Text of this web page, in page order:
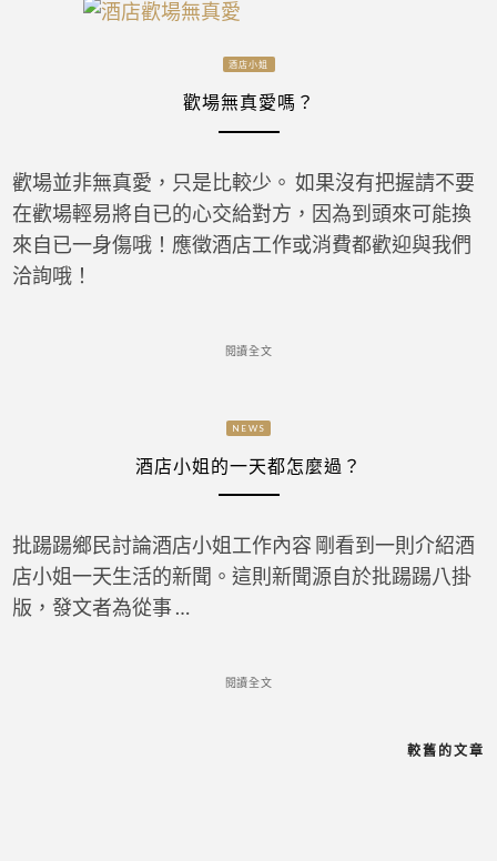
酒店小姐
歡場無真愛嗎？
歡場並非無真愛，只是比較少。 如果沒有把握請不要
在歡場輕易將自已的心交給對方，因為到頭來可能換
來自已一身傷哦！應徵酒店工作或消費都歡迎與我們
洽詢哦！
閱讀全文
NEWS
酒店小姐的一天都怎麼過？
批踼踼鄉民討論酒店小姐工作內容 剛看到一則介紹酒
店小姐一天生活的新聞。這則新聞源自於批踼踼八掛
版，發文者為從事 …
閱讀全文
較舊的文章